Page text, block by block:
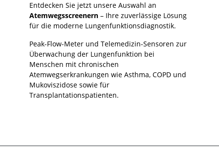
Entdecken Sie jetzt unsere Auswahl an
Atemwegsscreenern – Ihre zuverlässige Lösung
für die moderne Lungenfunktionsdiagnostik.
Peak-Flow-Meter und Telemedizin-Sensoren zur
Überwachung der Lungenfunktion bei
Menschen mit chronischen
Atemwegserkrankungen wie Asthma, COPD und
Mukoviszidose sowie für
Transplantationspatienten.